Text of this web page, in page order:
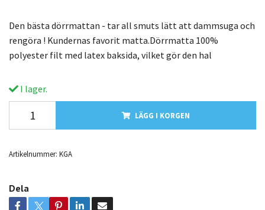
Den bästa dörrmattan - tar all smuts lätt att dammsuga och
rengöra ! Kundernas favorit matta.Dörrmatta 100%
polyester filt med latex baksida, vilket gör den hal
I lager.
LÄGG I KORGEN
Artikelnummer: KGA
Dela